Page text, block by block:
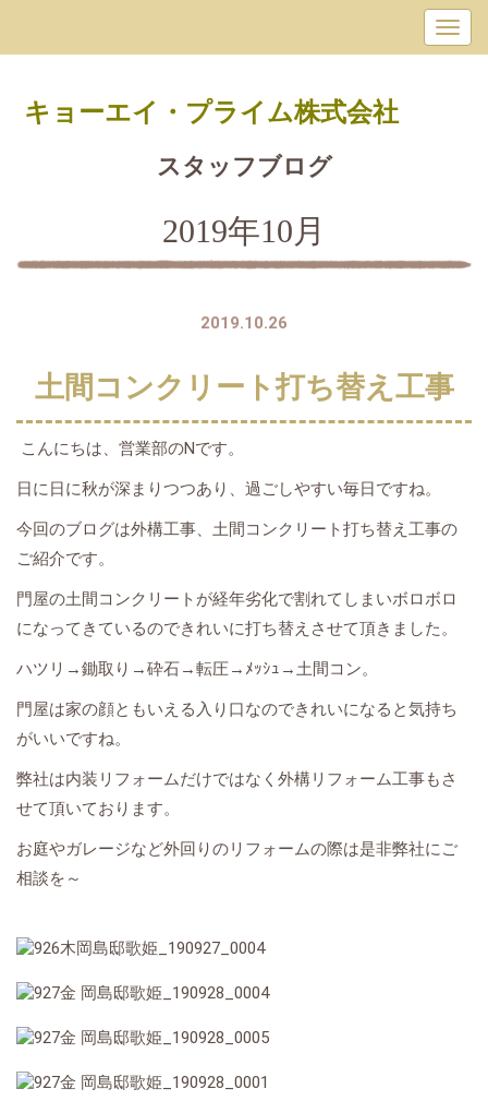
キョーエイ・プライム株式会社
スタッフブログ
2019年10月
2019.10.26
土間コンクリート打ち替え工事
こんにちは、営業部のNです。
日に日に秋が深まりつつあり、過ごしやすい毎日ですね。
今回のブログは外構工事、土間コンクリート打ち替え工事の
ご紹介です。
門屋の土間コンクリートが経年劣化で割れてしまいボロボロ
になってきているのできれいに打ち替えさせて頂きました。
ハツリ→鋤取り→砕石→転圧→ﾒｯｼｭ→土間コン。
門屋は家の顔ともいえる入り口なのできれいになると気持ち
がいいですね。
弊社は内装リフォームだけではなく外構リフォーム工事もさ
せて頂いております。
お庭やガレージなど外回りのリフォームの際は是非弊社にご
相談を～